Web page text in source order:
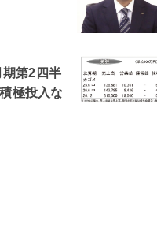
第2四半
極投入な